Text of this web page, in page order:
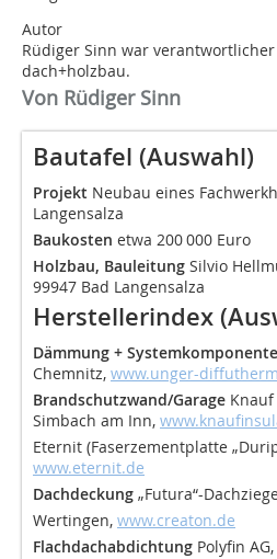
Autor
Rüdiger Sinn war
dach+holzbau.
Von Rüdiger Sinn
Bautafel (Auswahl)
Projekt Neubau eines
Langensalza
Baukosten etwa 200 000 Euro
Holzbau, Bauleitung Silvio
99947 Bad Langensalza
Herstellerindex
Dämmung +
Chemnitz, www.unger-
Brandschutzwand/Garage
Simbach am Inn,
Eternit (Faserzementplatte
www.eternit.de
Dachdeckung „Futura“-
Wertingen, www.creaton.de
Flachdachabdichtung Polyfin